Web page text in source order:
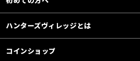
ハンターズヴィレッジとは
コインショップ